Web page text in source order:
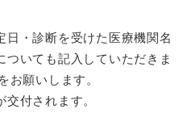
・診断を受けた医療機関名
いても記入していただきま
お願いします。
付されます。